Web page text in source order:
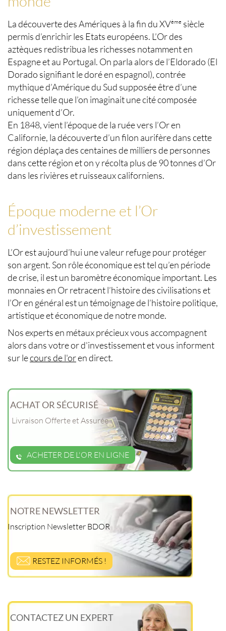
La découverte des Amériques à la fin du XVème siècle
permis d’enrichir les Etats européens. L’Or des
aztèques redistribua les richesses notamment en
Espagne et au Portugal. On parla alors de l’Eldorado (El
Dorado signifiant le doré en espagnol), contrée
mythique d’Amérique du Sud supposée être d’une
richesse telle que l’on imaginait une cité composée
uniquement d’Or.
En 1848, vient l’époque de la ruée vers l’Oren
Californie, la découverte d’un filon aurifère dans cette
région déplaça des centaines de milliers de personnes
dans cette région et on y récolta plus de 90 tonnes d’Or
dans les rivières et ruisseaux californiens.
Époque moderne et l’Or
d’investissement
L’Or est aujourd’hui unevaleur refugepour protéger
son argent. Son rôle économique est tel qu’en période
de crise, il est un baromètre économique important. Les
monnaies en Or retracent l’histoire des civilisations et
l’Or en général est un témoignage de l’histoire politique,
artistique et économique de notre monde.
Nos experts en métaux précieux vous accompagnent
alors dans votre or d'investissement et vous informent
sur lecours de l'oren direct.
ACHAT OR SÉCURISÉ
Livraison Offerte et Assurée
ACHETER DE L'OR EN LIGNE
NOTRE NEWSLETTER
Inscription Newsletter BDOR
RESTEZ INFORMÉS !
CONTACTEZ UN EXPERT